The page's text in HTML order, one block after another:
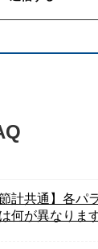
計共通】各パ
何が異なります